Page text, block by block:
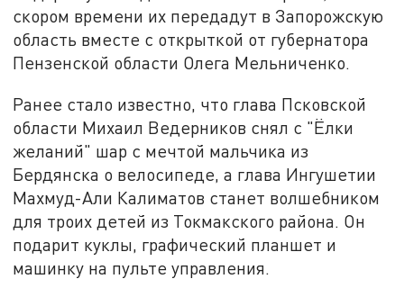
скором времени их передадут в Запорожскую
область вместе с открыткой от губернатора
Пензенской области Олега Мельниченко.
Ранее стало известно, что глава Псковской
области Михаил Ведерников снял с "Ёлки
желаний" шар с мечтой мальчика из
Бердянска о велосипеде, а глава Ингушетии
Махмуд-Али Калиматов станет волшебником
для троих детей из Токмакского района. Он
подарит куклы, графический планшет и
машинку на пульте управления.